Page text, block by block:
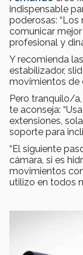
indispensable
poderosas:
comunicar
profesional y
Y recomienda
estabilizador,
movimientos de
Pero tranquilo/
te aconseja:
extensiones,
soporte para
“El siguiente
cámara, si es
movimientos
utilizo en todos